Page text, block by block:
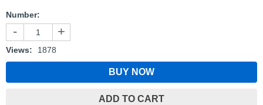
Number:
- +
Views: 1878
BUY NOW
ADD TO CART